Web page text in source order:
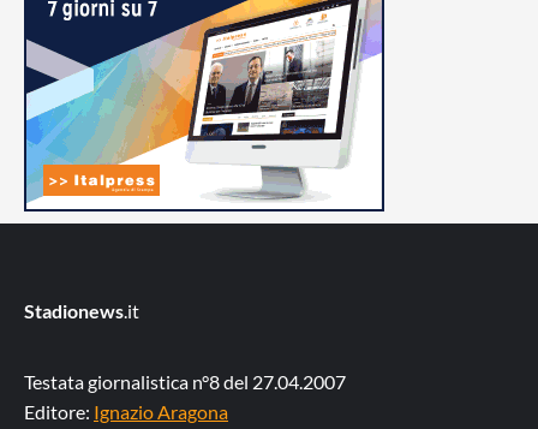
Stadionews.it
Testata giornalistica n°8 del 27.04.2007
Editore: Ignazio Aragona